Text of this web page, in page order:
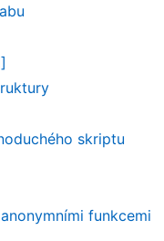
skriptu
funkcemi